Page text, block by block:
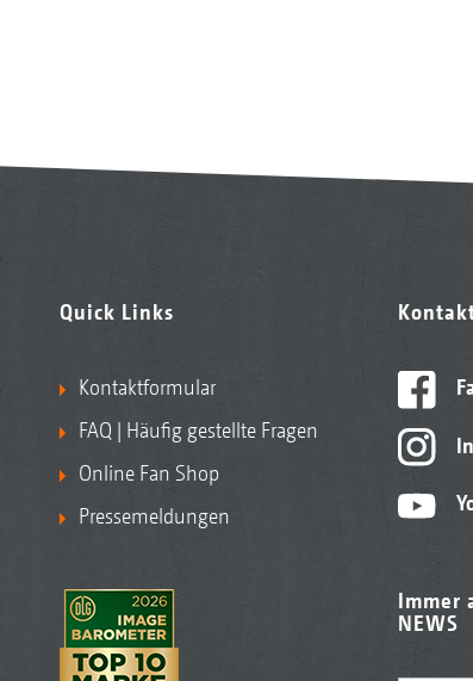
Quick Links
Kontaktformular
FAQ | Häufig gestellte Fragen
Online Fan Shop
Pressemeldungen
Immer
NEWS